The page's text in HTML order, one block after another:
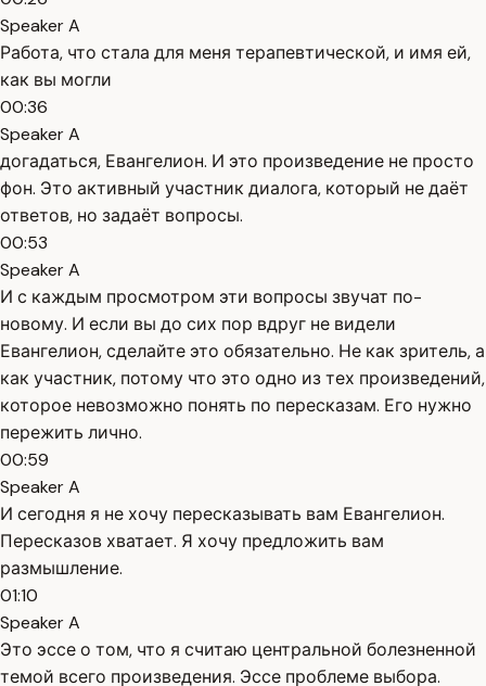
Speaker A
Работа, что стала для меня терапевтической, и имя ей,
как вы могли
00:36
Speaker A
догадаться, Евангелион. И это произведение не просто
фон. Это активный участник диалога, который не даёт
ответов, но задаёт вопросы.
00:53
Speaker A
И с каждым просмотром эти вопросы звучат по-
новому. И если вы до сих пор вдруг не видели
Евангелион, сделайте это обязательно. Не как зритель, а
как участник, потому что это одно из тех произведений,
которое невозможно понять по пересказам. Его нужно
пережить лично.
00:59
Speaker A
И сегодня я не хочу пересказывать вам Евангелион.
Пересказов хватает. Я хочу предложить вам
размышление.
01:10
Speaker A
Это эссе о том, что я считаю центральной болезненной
темой всего произведения. Эссе проблеме выбора.